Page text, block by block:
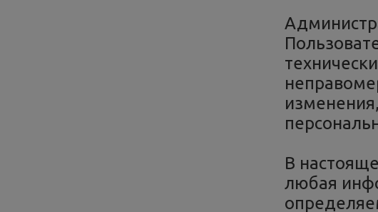
В
любая